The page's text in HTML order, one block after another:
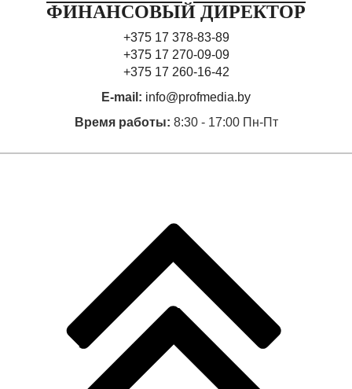
ФИНАНСОВЫЙ ДИРЕКТОР
+375 17 378-83-89
+375 17 270-09-09
+375 17 260-16-42
E-mail: info@profmedia.by
Время работы: 8:30 - 17:00 Пн-Пт